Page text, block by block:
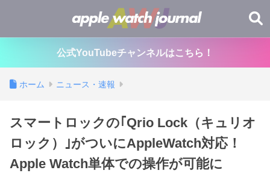
公式YouTubeチャンネルはこちら！
ホーム ニュース・速報
スマートロックの｢Qrio Lock（キュリオ
ロック）｣がついにAppleWatch対応！
Apple Watch単体での操作が可能に